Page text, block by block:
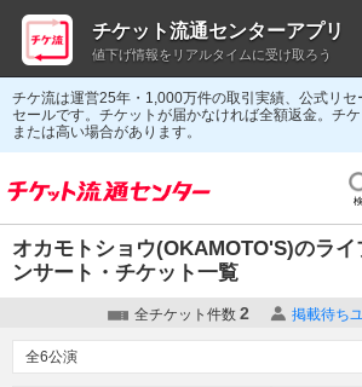
チケ流は運営25年・1,000万件の取引実績、公式リセ
セールです。チケットが届かなければ全額返金。チ
または高い場合があります。
オカモトショウ(OKAMOTO'S)のライ
ンサート・チケット一覧
全チケット件数 2 掲載待ち
チケット流通センターアプリ
値下げ情報をリアルタイムに受け取ろう